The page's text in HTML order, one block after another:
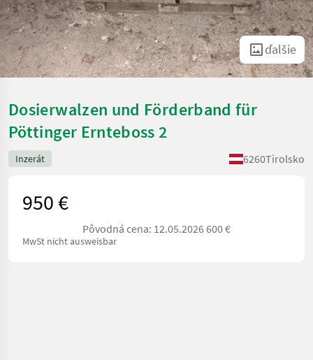
ďalšie
Dosierwalzen und Förderband für
Pöttinger Ernteboss 2
Inzerát 6260Tirolsko
950 €
Pôvodná cena: 12.05.2026 600 €
MwSt nicht ausweisbar